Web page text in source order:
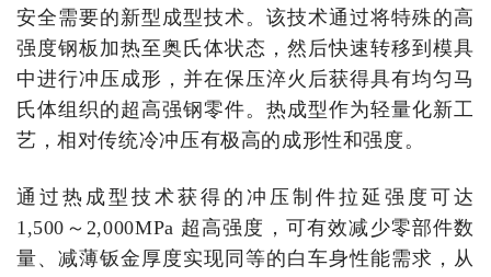
安全需要的新型成型技术。该技术通过将特殊的高
强度钢板加热至奥氏体状态，然后快速转移到模具
中进行冲压成形，并在保压淬火后获得具有均匀马
氏体组织的超高强钢零件。热成型作为轻量化新工
艺，相对传统冷冲压有极高的成形性和强度。
通过热成型技术获得的冲压制件拉延强度可达
1,500～2,000MPa 超高强度，可有效减少零部件数
量、减薄钣金厚度实现同等的白车身性能需求，从